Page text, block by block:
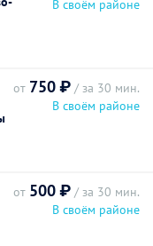
В своём районе
от 750 ₽ / за 30 мин.
В своём районе
от 500 ₽ / за 30 мин.
В своём районе